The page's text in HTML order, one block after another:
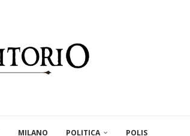
MILANO POLITICA POLIS